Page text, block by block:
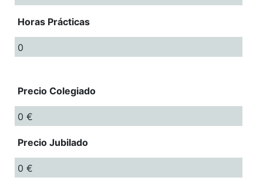
Horas Prácticas
0
Precio Colegiado
0 €
Precio Jubilado
0 €